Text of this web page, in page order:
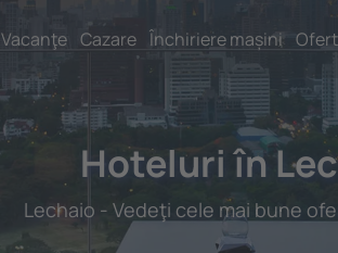
Vacanţe Cazare Închiriere mașini
Hoteluri în
Lechaio - Vedeţi cele mai bune